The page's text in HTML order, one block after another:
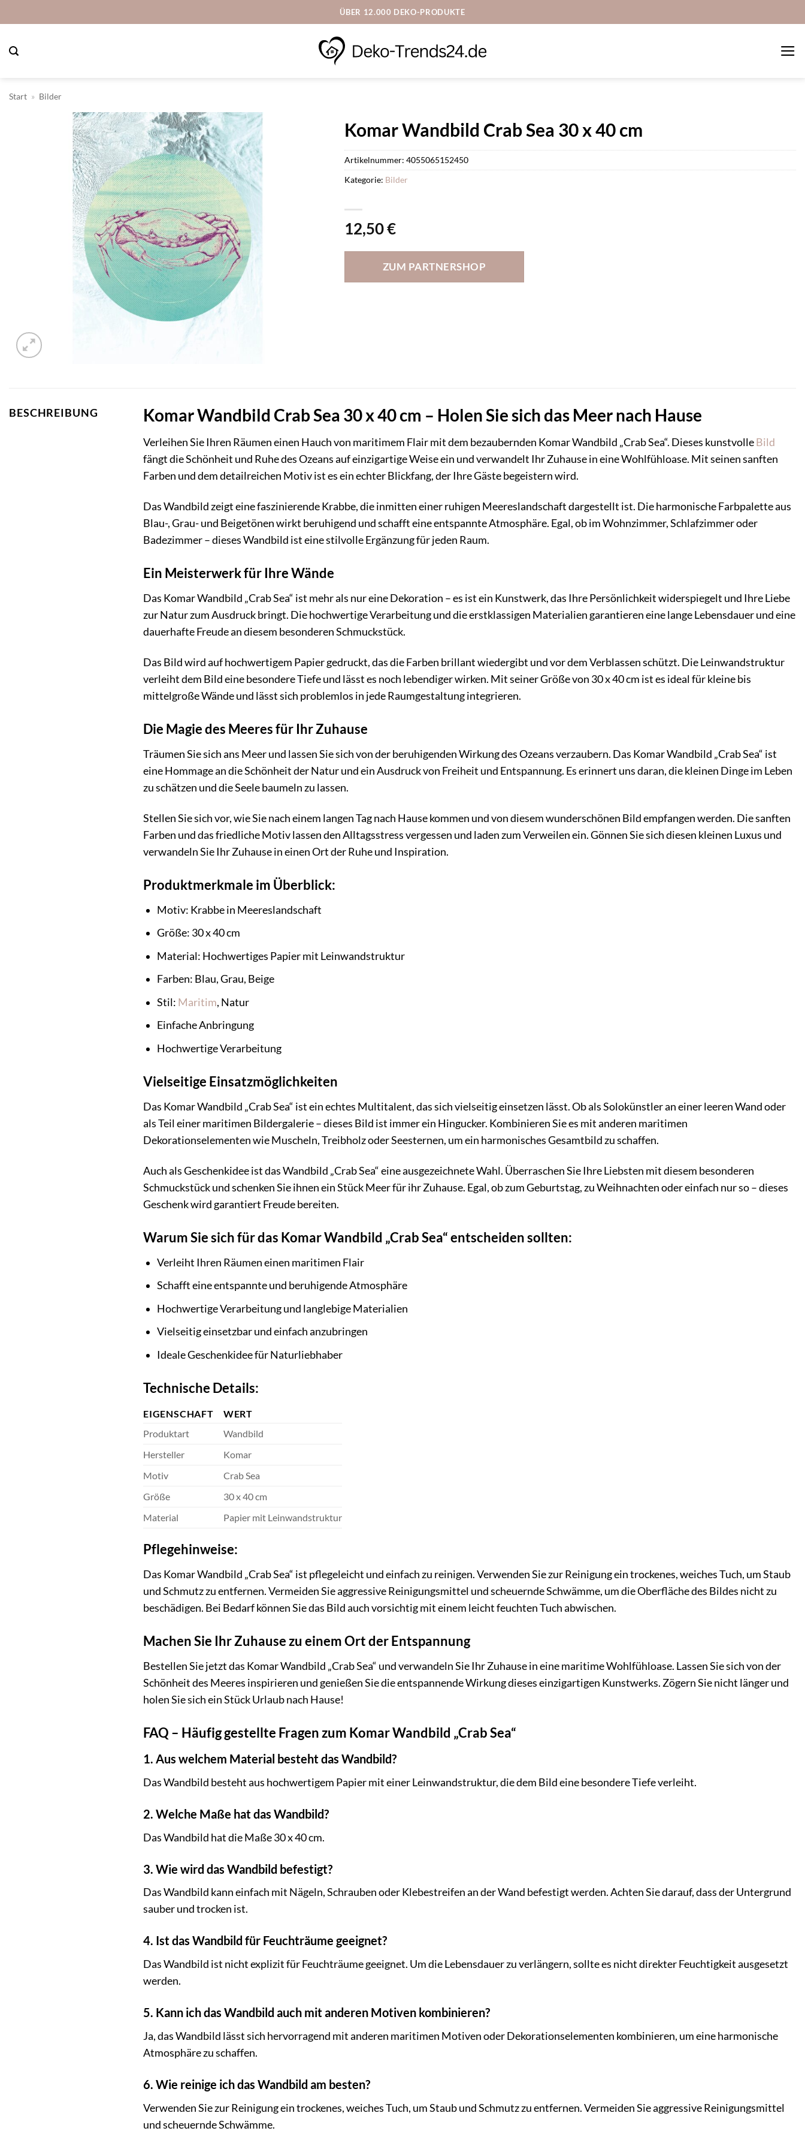
Inhalt
ÜBER 12.000 DEKO-PRODUKTE
Start » Bilder
Komar Wandbild Crab Sea 30 x 40 cm
12,50€
ZUM PARTNERSHOP
Artikelnummer: 4055065152450
Kategorie: Bilder
BESCHREIBUNG Komar Wandbild Crab Sea 30 x 40 cm – Holen Sie sich das Meer nach Hause
Verleihen Sie Ihren Räumen einen Hauch von maritimem Flair mit dem bezaubernden Komar Wandbild „Crab Sea“. Dieses kunstvolleBild
fängt die Schönheit und Ruhe des Ozeans auf einzigartige Weise ein und verwandelt Ihr Zuhause in eine Wohlfühloase. Mit seinen sanften
Farben und dem detailreichen Motiv ist es ein echter Blickfang, der Ihre Gäste begeistern wird.
Das Wandbild zeigt eine faszinierende Krabbe, die inmitten einer ruhigen Meereslandschaft dargestellt ist. Die harmonische Farbpalette aus
Blau-, Grau- und Beigetönen wirkt beruhigend und schafft eine entspannte Atmosphäre. Egal, ob im Wohnzimmer, Schlafzimmer oder
Badezimmer – dieses Wandbild ist eine stilvolle Ergänzung für jeden Raum.
Ein Meisterwerk für Ihre Wände
Das Komar Wandbild „Crab Sea“ ist mehr als nur eine Dekoration – es ist ein Kunstwerk, das Ihre Persönlichkeit widerspiegelt und Ihre Liebe
zur Natur zum Ausdruck bringt. Die hochwertige Verarbeitung und die erstklassigen Materialien garantieren eine lange Lebensdauer und eine
dauerhafte Freude an diesem besonderen Schmuckstück.
Das Bild wird auf hochwertigem Papier gedruckt, das die Farben brillant wiedergibt und vor dem Verblassen schützt. Die Leinwandstruktur
verleiht dem Bild eine besondere Tiefe und lässt es noch lebendiger wirken. Mit seiner Größe von 30 x 40 cm ist es ideal für kleine bis
mittelgroße Wände und lässt sich problemlos in jede Raumgestaltung integrieren.
Die Magie des Meeres für Ihr Zuhause
Träumen Sie sich ans Meer und lassen Sie sich von der beruhigenden Wirkung des Ozeans verzaubern. Das Komar Wandbild „Crab Sea“ ist
eine Hommage an die Schönheit der Natur und ein Ausdruck von Freiheit und Entspannung. Es erinnert uns daran, die kleinen Dinge im Leben
zu schätzen und die Seele baumeln zu lassen.
Stellen Sie sich vor, wie Sie nach einem langen Tag nach Hause kommen und von diesem wunderschönen Bild empfangen werden. Die sanften
Farben und das friedliche Motiv lassen den Alltagsstress vergessen und laden zum Verweilen ein. Gönnen Sie sich diesen kleinen Luxus und
verwandeln Sie Ihr Zuhause in einen Ort der Ruhe und Inspiration.
Produktmerkmale im Überblick:
Motiv: Krabbe in Meereslandschaft
Größe: 30 x 40 cm
Material: Hochwertiges Papier mit Leinwandstruktur
Farben: Blau, Grau, Beige
Stil: Maritim, Natur
Einfache Anbringung
Hochwertige Verarbeitung
Vielseitige Einsatzmöglichkeiten
Das Komar Wandbild „Crab Sea“ ist ein echtes Multitalent, das sich vielseitig einsetzen lässt. Ob als Solokünstler an einer leeren Wand oder
als Teil einer maritimen Bildergalerie – dieses Bild ist immer ein Hingucker. Kombinieren Sie es mit anderen maritimen
Dekorationselementen wie Muscheln, Treibholz oder Seesternen, um ein harmonisches Gesamtbild zu schaffen.
Auch als Geschenkidee ist das Wandbild „Crab Sea“ eine ausgezeichnete Wahl. Überraschen Sie Ihre Liebsten mit diesem besonderen
Schmuckstück und schenken Sie ihnen ein Stück Meer für ihr Zuhause. Egal, ob zum Geburtstag, zu Weihnachten oder einfach nur so – dieses
Geschenk wird garantiert Freude bereiten.
Warum Sie sich für das Komar Wandbild „Crab Sea“ entscheiden sollten:
Verleiht Ihren Räumen einen maritimen Flair
Schafft eine entspannte und beruhigende Atmosphäre
Hochwertige Verarbeitung und langlebige Materialien
Vielseitig einsetzbar und einfach anzubringen
Ideale Geschenkidee für Naturliebhaber
Technische Details:
EIGENSCHAFT
WERT
Produktart
Wandbild
Hersteller
Komar
Motiv
Crab Sea
Größe
30 x 40 cm
Material
Papier mit Leinwandstruktur
Pflegehinweise:
Das Komar Wandbild „Crab Sea“ ist pflegeleicht und einfach zu reinigen. Verwenden Sie zur Reinigung ein trockenes, weiches Tuch, um Staub
und Schmutz zu entfernen. Vermeiden Sie aggressive Reinigungsmittel und scheuernde Schwämme, um die Oberfläche des Bildes nicht zu
beschädigen. Bei Bedarf können Sie das Bild auch vorsichtig mit einem leicht feuchten Tuch abwischen.
Machen Sie Ihr Zuhause zu einem Ort der Entspannung
Bestellen Sie jetzt das Komar Wandbild „Crab Sea“ und verwandeln Sie Ihr Zuhause in eine maritime Wohlfühloase. Lassen Sie sich von der
Schönheit des Meeres inspirieren und genießen Sie die entspannende Wirkung dieses einzigartigen Kunstwerks. Zögern Sie nicht länger und
holen Sie sich ein Stück Urlaub nach Hause!
FAQ – Häufig gestellte Fragen zum Komar Wandbild „Crab Sea“
1. Aus welchem Material besteht das Wandbild?
Das Wandbild besteht aus hochwertigem Papier mit einer Leinwandstruktur, die dem Bild eine besondere Tiefe verleiht.
2. Welche Maße hat das Wandbild?
Das Wandbild hat die Maße 30 x 40 cm.
3. Wie wird das Wandbild befestigt?
Das Wandbild kann einfach mit Nägeln, Schrauben oder Klebestreifen an der Wand befestigt werden. Achten Sie darauf, dass der Untergrund
sauber und trocken ist.
4. Ist das Wandbild für Feuchträume geeignet?
Das Wandbild ist nicht explizit für Feuchträume geeignet. Um die Lebensdauer zu verlängern, sollte es nicht direkter Feuchtigkeit ausgesetzt
werden.
5. Kann ich das Wandbild auch mit anderen Motiven kombinieren?
Ja, das Wandbild lässt sich hervorragend mit anderen maritimen Motiven oder Dekorationselementen kombinieren, um eine harmonische
Atmosphäre zu schaffen.
6. Wie reinige ich das Wandbild am besten?
Verwenden Sie zur Reinigung ein trockenes, weiches Tuch, um Staub und Schmutz zu entfernen. Vermeiden Sie aggressive Reinigungsmittel
und scheuernde Schwämme.